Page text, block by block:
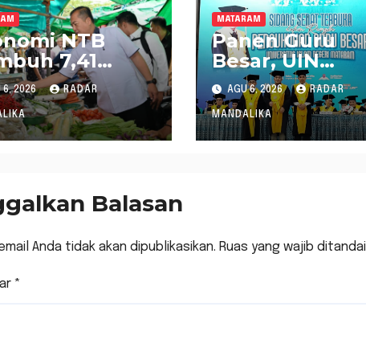
NTB
7,41
pada
II 2026,
Kedua
6, 2026 RADAR
MATARAM
Panen Guru
Besar, UIN
Mataram
Kukuhkan
Profesor ke 72
dan 73
AGU 6, 2026 RADAR
MANDALIKA
Balasan
Anda tidak akan dipublikasikan. Ruas yang wajib ditandai
*